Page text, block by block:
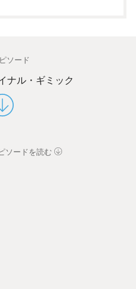
ソード
ナル・ギミック
ソードを読む